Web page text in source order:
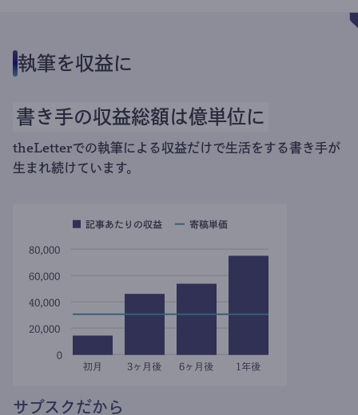
執筆を収益に
書き手の収益総額は億単位に
theLetterでの執筆による収益だけで生活をする書き手が
生まれ続けています。
サブスクだから